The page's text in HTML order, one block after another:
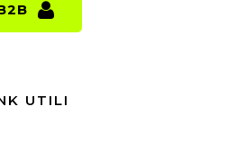
UTILI